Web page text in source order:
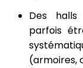
Des
parfois
(armoires,